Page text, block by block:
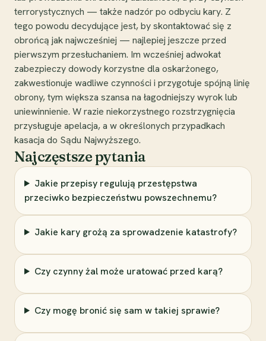
terrorystycznych — także nadzór po odbyciu kary. Z
tego powodu decydujące jest, by skontaktować się z
obrońcą jak najwcześniej — najlepiej jeszcze przed
pierwszym przesłuchaniem. Im wcześniej adwokat
zabezpieczy dowody korzystne dla oskarżonego,
zakwestionuje wadliwe czynności i przygotuje spójną linię
obrony, tym większa szansa na łagodniejszy wyrok lub
uniewinnienie. W razie niekorzystnego rozstrzygnięcia
przysługuje apelacja, a w określonych przypadkach
kasacja do Sądu Najwyższego.
Najczęstsze pytania
Jakie przepisy regulują przestępstwa
przeciwko bezpieczeństwu powszechnemu?
Jakie kary grożą za sprowadzenie katastrofy?
Czy czynny żal może uratować przed karą?
Czy mogę bronić się sam w takiej sprawie?